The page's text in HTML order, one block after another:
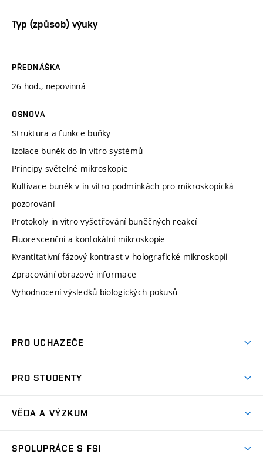
Typ (způsob) výuky
PŘEDNÁŠKA
26 hod., nepovinná
OSNOVA
Struktura a funkce buňky
Izolace buněk do in vitro systémů
Principy světelné mikroskopie
Kultivace buněk v in vitro podmínkách pro mikroskopická
pozorování
Protokoly in vitro vyšetřování buněčných reakcí
Fluorescenční a konfokální mikroskopie
Kvantitativní fázový kontrast v holografické mikroskopii
Zpracování obrazové informace
Vyhodnocení výsledků biologických pokusů
PRO UCHAZEČE
Ambasadoři studia
Zápisy
PRO STUDENTY
Studijní předpisy
VĚDA A VÝZKUM
SPOLUPRÁCE S FSI